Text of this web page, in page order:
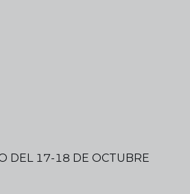
DEL 17-18 DE OCTUBRE